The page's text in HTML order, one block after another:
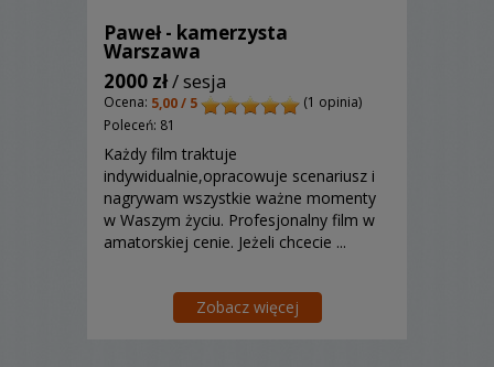
Paweł - kamerzysta
Warszawa
2000 zł/ sesja
Ocena: 5,00 / 5
(1 opinia)
Poleceń: 81
Każdy film traktuje
indywidualnie,opracowuje scenariusz i
nagrywam wszystkie ważne momenty
w Waszym życiu. Profesjonalny film w
amatorskiej cenie. Jeżeli chcecie ...
Zobacz więcej